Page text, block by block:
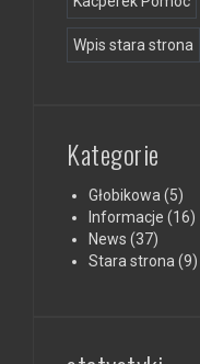
Wpis stara strona
Kategorie
Głobikowa (5)
Informacje (16)
News (37)
Stara strona (9)